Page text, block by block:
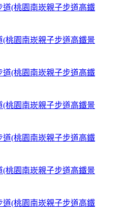
桃園南崁親子步道高鐵景
桃園南崁親子步道高鐵景
桃園南崁親子步道高鐵景